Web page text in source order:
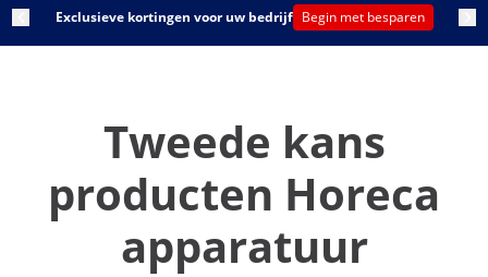
Exclusieve kortingen voor uw bedrijf Begin met besparen
Tweede kans
producten Horeca
apparatuur